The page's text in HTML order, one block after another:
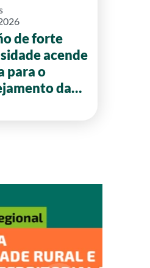
de forte
acende
para o
da